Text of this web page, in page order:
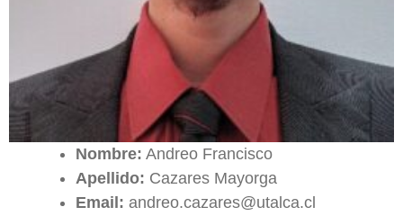
Nombre: Andreo Francisco
Apellido: Cazares Mayorga
Email:andreo.cazares@utalca.cl